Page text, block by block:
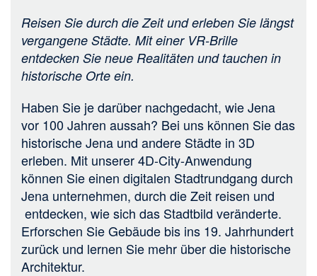
Reisen Sie durch die Zeit und erleben Sie längst
vergangene Städte. Mit einer VR-Brille
entdecken Sie neue Realitäten und tauchen in
historische Orte ein.
Haben Sie je darüber nachgedacht, wie Jena
vor 100 Jahren aussah? Bei uns können Sie das
historische Jena und andere Städte in 3D
erleben. Mit unserer 4D-City-Anwendung
können Sie einen digitalen Stadtrundgang durch
Jena unternehmen, durch die Zeit reisen und
entdecken, wie sich das Stadtbild veränderte.
Erforschen Sie Gebäude bis ins 19. Jahrhundert
zurück und lernen Sie mehr über die historische
Architektur.